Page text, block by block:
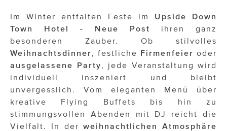
Im Winter entfalten Feste im Upside Down
Town Hotel - Neue Post
ihren ganz
besonderen Zauber. Ob stilvolles
Weihnachtsdinner
, festliche Firmenfeier oder
ausgelassene Party , jede Veranstaltung wird
individuell inszeniert und bleibt
unvergesslich. Vom eleganten Menü über
kreative Flying Buffets bis hin zu
stimmungsvollen Abenden mit DJ reicht die
Vielfalt. In derweihnachtlichen Atmosphäre